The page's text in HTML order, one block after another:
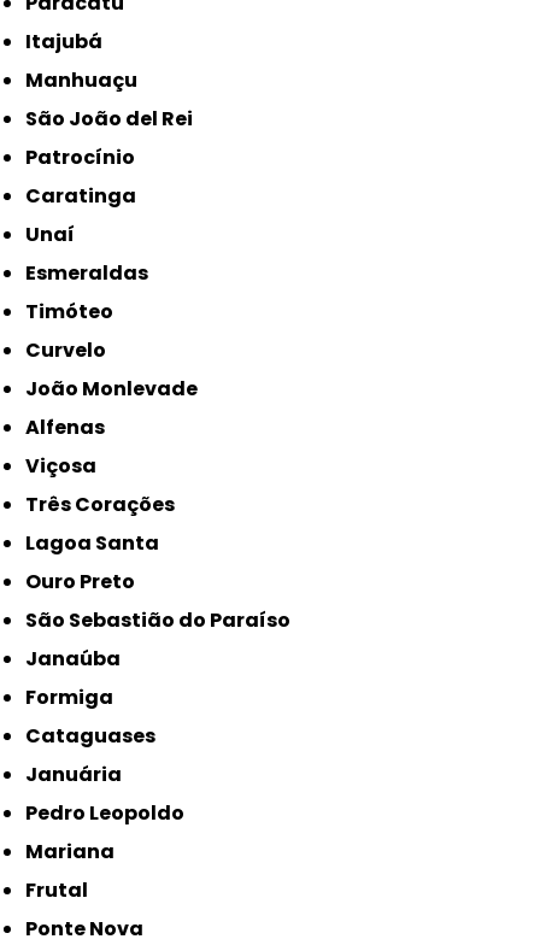
Itajubá
Manhuaçu
São João del Rei
Patrocínio
Caratinga
Unaí
Esmeraldas
Timóteo
Curvelo
João Monlevade
Alfenas
Viçosa
Três Corações
Lagoa Santa
Ouro Preto
São Sebastião do Paraíso
Janaúba
Formiga
Cataguases
Januária
Pedro Leopoldo
Mariana
Frutal
Ponte Nova